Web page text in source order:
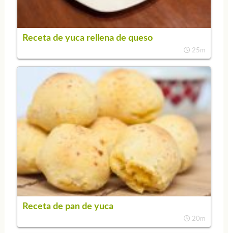
Receta de yuca rellena de queso
25m
Receta de pan de yuca
20m